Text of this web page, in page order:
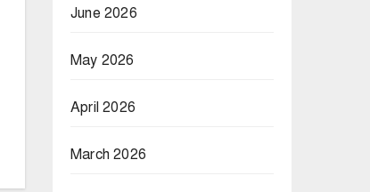
June 2026
May 2026
April 2026
March 2026